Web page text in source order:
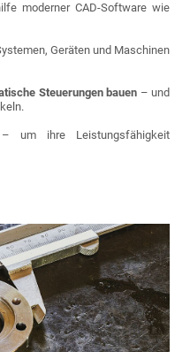
moderner CAD-Software wie
Geräten und Maschinen
Steuerungen bauen – und
um ihre Leistungsfähigkeit